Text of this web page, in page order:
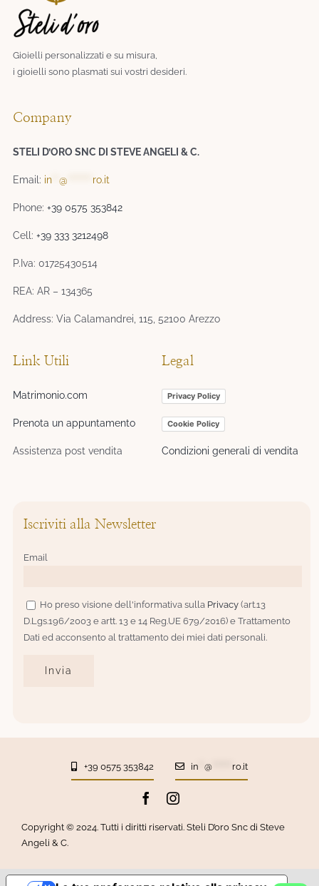
Gioielli personalizzati e su misura,
i gioielli sono plasmati sui vostri desideri.​
Company
STELI D’ORO SNC DI STEVE ANGELI & C.
Email: in **@ ro.it
Phone:+39 0575 353842
Cell:+39 333 3212498
P.Iva: 01725430514
REA: AR – 134365
Address: Via Calamandrei, 115, 52100 Arezzo
Link Utili
Matrimonio.com
Prenota un appuntamento
Assistenza post vendita
Legal
Privacy Policy
Cookie Policy
Condizioni generali di vendita
Iscriviti alla Newsletter
Email
Ho preso visione dell'informativa sulla Privacy (art.13
D.Lgs.196/2003 e artt. 13 e 14 Reg.UE 679/2016) e Trattamento
Dati ed acconsento al trattamento dei miei dati personali.
+39 0575 353842 in @******* ro.it
Copyright © 2024. Tutti i diritti riservati. Steli D’oro Snc di Steve
Angeli & C.